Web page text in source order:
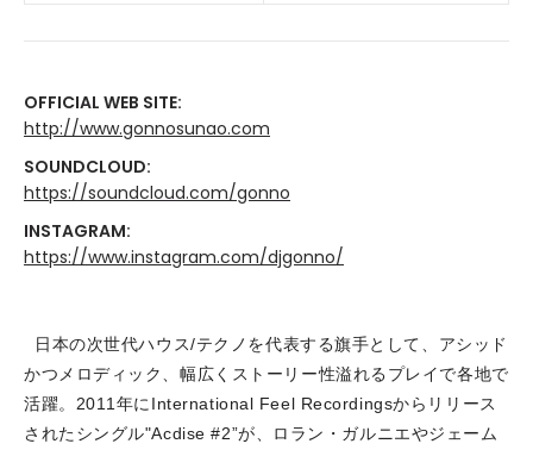
OFFICIAL WEB SITE:
http://www.gonnosunao.com
SOUNDCLOUD:
https://soundcloud.com/gonno
INSTAGRAM:
https://www.instagram.com/djgonno/
日本の次世代ハウス/テクノを代表する旗手として、アシッド
かつメロディック、幅広くストーリー性溢れるプレイで各地で
活躍。 2011年にInternational Feel Recordingsからリリース
されたシングル"Acdise #2”が、ロラン・ガルニエやジェーム